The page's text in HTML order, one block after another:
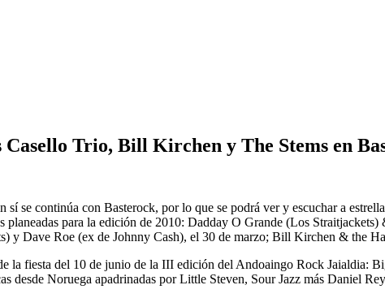
Trio, Bill Kirchen y The Stems en
sí se continúa con Basterock, por lo que se podrá ver y escuchar a
planeadas para la edición de 2010: Dadday O Grande (Los
y Dave Roe (ex de Johnny Cash), el 30 de marzo; Bill Kirchen & the
la fiesta del 10 de junio de la III edición del Andoaingo Rock
desde Noruega apadrinadas por Little Steven, Sour Jazz más Daniel